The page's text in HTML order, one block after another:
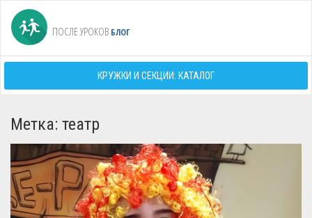
ПОСЛЕ УРОКОВ БЛОГ
КРУЖКИ И СЕКЦИИ: КАТАЛОГ
Метка: театр